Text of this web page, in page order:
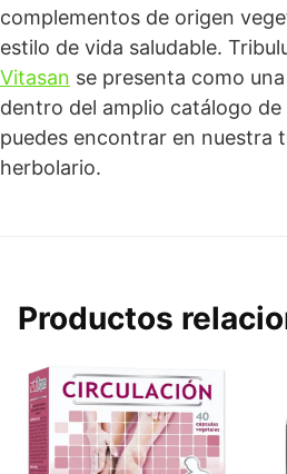
complementos de origen
estilo de vida saludable.
Vitasan se presenta como
dentro del amplio catálogo
puedes encontrar en nuestra
herbolario.
Productos